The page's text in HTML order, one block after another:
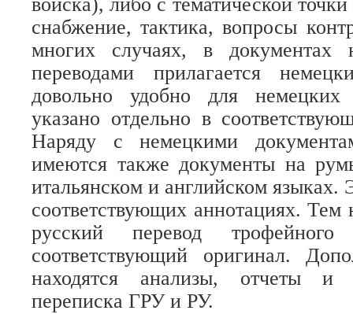
снабжение, тактика, вопросы
многих случаях, в документах
переводами прилагается
довольно удобно для немецких
указано отдельно в
Наряду с немецкими
имеются также документы на
итальянском и английском языках.
соответствующих аннотациях.
русский перевод
соответствующий оригинал.
находятся анализы, отчеты и
переписка ГРУ и РУ.